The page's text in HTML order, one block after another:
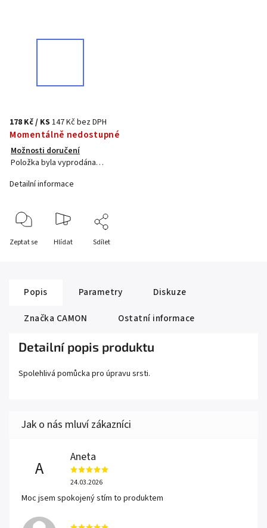
178 Kč/ KS 147 Kč bez DPH
Momentálně nedostupné
Možnosti doručení
Položka byla vyprodána…
Detailní informace
Zeptat se Hlídat Sdílet
Popis Parametry
Diskuze
Značka CAMON Ostatní informace
Detailní popis produktu
Spolehlivá pomůcka pro úpravu srsti.
A
Aneta
24.03.2026
Moc jsem spokojený stím to produktem